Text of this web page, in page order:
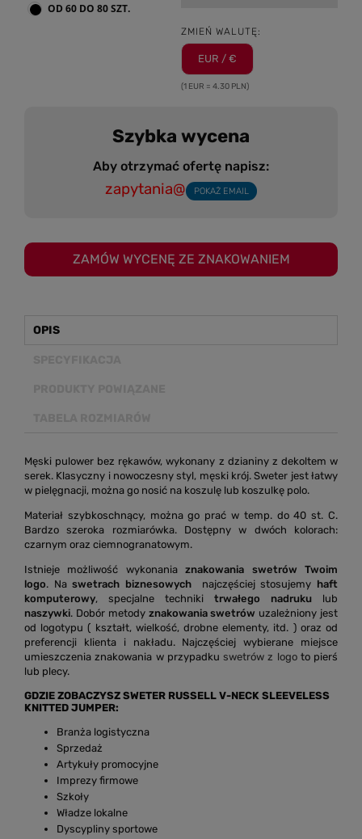
ZMIEŃ WALUTĘ:
EUR / €
(1 EUR = 4.30 PLN)
OD 60 DO 80 SZT.
Szybka wycena
Aby otrzymać ofertę napisz:
zapytania@ POKAŻ EMAIL
ZAMÓW WYCENĘ ZE ZNAKOWANIEM
OPIS
Męski pulower bez rękawów, wykonany z dzianiny z dekoltem w
serek. Klasyczny i nowoczesny styl, męski krój. Sweter jest łatwy
w pielęgnacji, można go nosić na koszulę lub koszulkę polo.
Materiał szybkoschnący, można go prać w temp. do 40 st. C.
Bardzo szeroka rozmiarówka. Dostępny w dwóch kolorach:
czarnym oraz ciemnogranatowym.
Istnieje możliwość wykonaniaznakowania swetrów Twoim
logo. Naswetrach biznesowych najczęściej stosujemy haft
komputerowy, specjalne techniki trwałego nadruku lub
naszywki. Dobór metody znakowania swetrów uzależniony jest
od logotypu ( kształt, wielkość, drobne elementy, itd. ) oraz od
preferencji klienta i nakładu. Najczęściej wybierane miejsce
umieszczenia znakowania w przypadku swetrów z logoto pierś
lub plecy.
GDZIE ZOBACZYSZ SWETER RUSSELL V-NECK SLEEVELESS
KNITTED JUMPER:
Branża logistyczna
Sprzedaż
Artykuły promocyjne
Imprezy firmowe
Szkoły
Władze lokalne
Dyscypliny sportowe